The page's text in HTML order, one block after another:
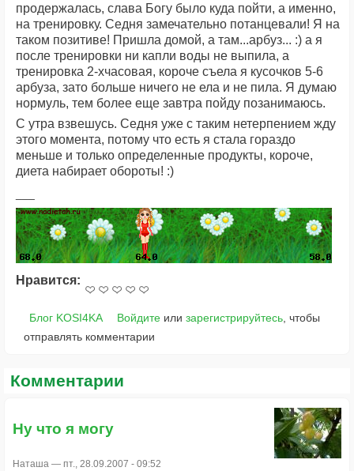
продержалась, слава Богу было куда пойти, а именно,
на тренировку. Седня замечательно потанцевали! Я на
таком позитиве! Пришла домой, а там...арбуз... :) а я
после тренировки ни капли воды не выпила, а
тренировка 2-хчасовая, короче съела я кусочков 5-6
арбуза, зато больше ничего не ела и не пила. Я думаю
нормуль, тем более еще завтра пойду позанимаюсь.
С утра взвешусь. Седня уже с таким нетерпением жду
этого момента, потому что есть я стала гораздо
меньше и только определенные продукты, короче,
диета набирает обороты! :)
Нравится:
Блог KOSI4KA Войдитеили зарегистрируйтесь, чтобы
отправлять комментарии
Комментарии
Ну что я могу
Наташа — пт., 28.09.2007 - 09:52